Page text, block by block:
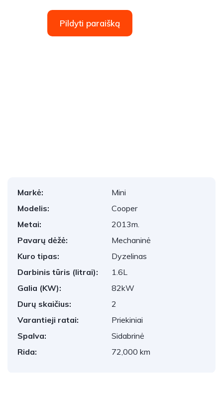
Pildyti paraišką
Markė:
Mini
Modelis:
Cooper
Metai:
2013m.
Pavarų dėžė:
Mechaninė
Kuro tipas:
Dyzelinas
Darbinis tūris (litrai):
1.6L
Galia (KW):
82kW
Durų skaičius:
2
Varantieji ratai:
Priekiniai
Spalva:
Sidabrinė
Rida:
72,000 km